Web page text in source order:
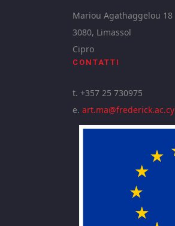
Mariou Agathaggelou 18
3080, Limassol
Cipro
CONTATTI
t. +357 25 730975
e. art.ma@frederick.ac.cy